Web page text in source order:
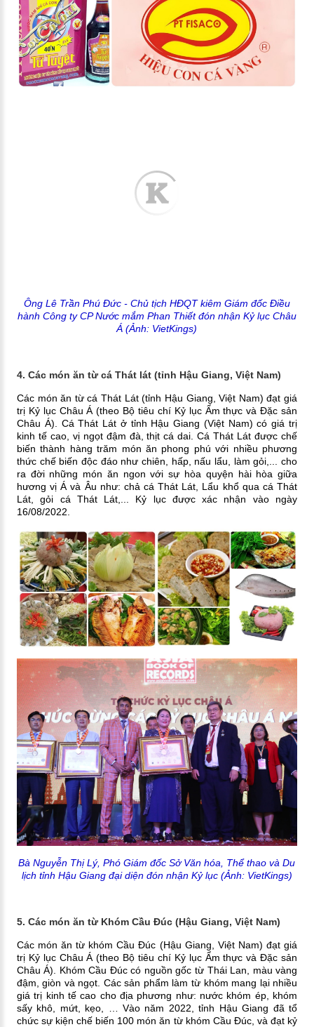
Ông Lê Trần Phú Đức - Chủ tịch HĐQT kiêm Giám đốc Điều
hành Công ty CP Nước mắm Phan Thiết đón nhận Kỷ lục Châu
Á(Ảnh: VietKings)
4. Các món ăn từ cá Thát lát (tỉnh Hậu Giang, Việt Nam)
Các món ăn từ cá Thát Lát (tỉnh Hậu Giang, Việt Nam) đạt giá
trị Kỷ lục Châu Á (theo Bộ tiêu chí Kỷ lục Ẩm thực và Đặc sản
Châu Á). Cá Thát Lát ở tỉnh Hậu Giang (Việt Nam) có giá trị
kinh tế cao, vị ngọt đậm đà, thịt cá dai. Cá Thát Lát được chế
biến thành hàng trăm món ăn phong phú với nhiều phương
thức chế biến độc đáo như chiên, hấp, nấu lẩu, làm gỏi,... cho
ra đời những món ăn ngon với sự hòa quyện hài hòa giữa
hương vị Á và Âu như: chả cá Thát Lát, Lẩu khổ qua cá Thát
Lát, gỏi cá Thát Lát,... Kỷ lục được xác nhận vào ngày
16/08/2022.
Bà Nguyễn Thị Lý, Phó Giám đốc Sở Văn hóa, Thể thao và Du
lịch tỉnh Hậu Giang đại diện đón nhận Kỷ lục (Ảnh: VietKings)
5. Các món ăn từ Khóm Cầu Đúc (Hậu Giang, Việt Nam)
Các món ăn từ khóm Cầu Đúc (Hậu Giang, Việt Nam) đạt giá
trị Kỷ lục Châu Á (theo Bộ tiêu chí Kỷ lục Ẩm thực và Đặc sản
Châu Á). Khóm Cầu Đúc có nguồn gốc từ Thái Lan, màu vàng
đậm, giòn và ngọt. Các sản phẩm làm từ khóm mang lại nhiều
giá trị kinh tế cao cho địa phương như: nước khóm ép, khóm
sấy khô, mứt, kẹo, … Vào năm 2022, tỉnh Hậu Giang đã tổ
chức sự kiện chế biến 100 món ăn từ khóm Cầu Đúc, và đạt kỷ